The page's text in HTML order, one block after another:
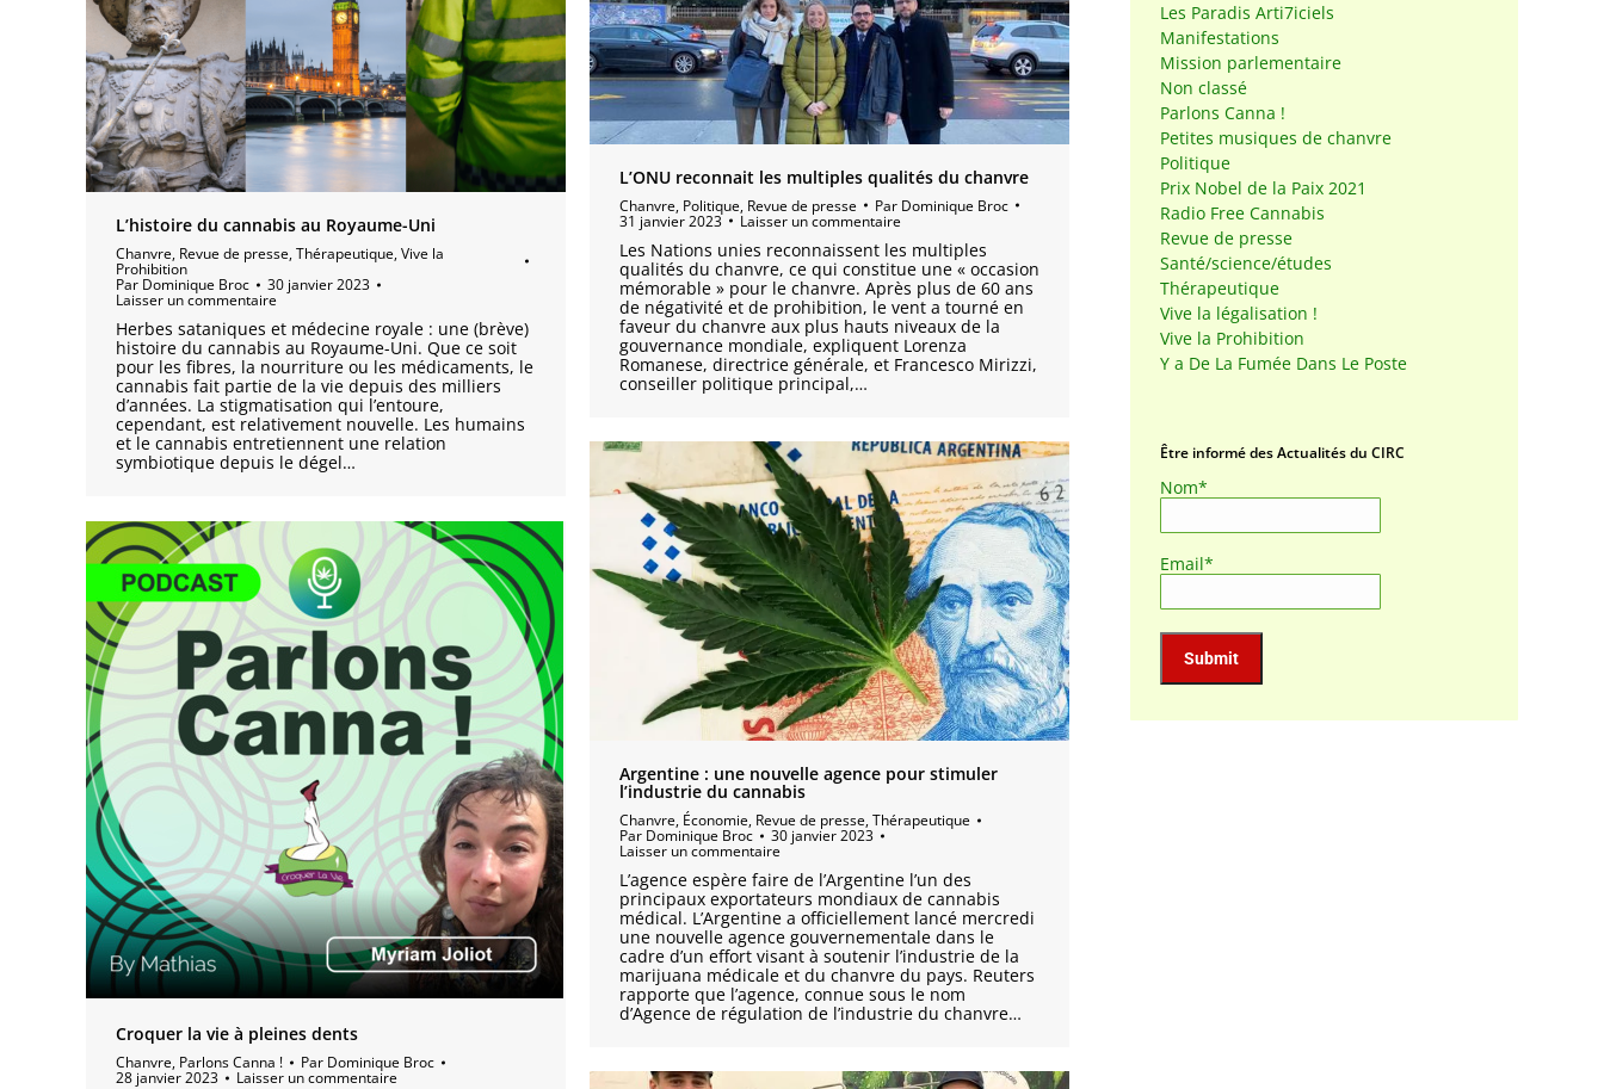
L’ONU reconnait les multiples qualités du chanvre
Chanvre, Politique, Revue de presse Par Dominique Broc
31 janvier 2023 Laisser un commentaire
Les Nations unies reconnaissent les multiples
qualités du chanvre, ce qui constitue une « occasion
mémorable » pour le chanvre. Après plus de 60 ans
de négativité et de prohibition, le vent a tourné en
faveur du chanvre aux plus hauts niveaux de la
gouvernance mondiale, expliquent Lorenza
Romanese, directrice générale, et Francesco Mirizzi,
conseiller politique principal,…
L’histoire du cannabis au Royaume-Uni
Chanvre, Revue de presse,Thérapeutique,Vive la
Prohibition
Par Dominique Broc 30 janvier 2023
Laisser un commentaire
Herbes sataniques et médecine royale : une (brève)
histoire du cannabis au Royaume-Uni. Que ce soit
pour les fibres, la nourriture ou les médicaments, le
cannabis fait partie de la vie depuis des milliers
d’années. La stigmatisation qui l’entoure,
cependant, est relativement nouvelle. Les humains
et le cannabis entretiennent une relation
symbiotique depuis le dégel…
Argentine : une nouvelle agence pour stimuler
l’industrie du cannabis
Chanvre, Économie, Revue de presse,Thérapeutique
Par Dominique Broc 30 janvier 2023
Laisser un commentaire
L’agence espère faire de l’Argentine l’un des
principaux exportateurs mondiaux de cannabis
médical. L’Argentine a officiellement lancé mercredi
une nouvelle agence gouvernementale dans le
cadre d’un effort visant à soutenir l’industrie de la
marijuana médicale et du chanvre du pays. Reuters
rapporte que l’agence, connue sous le nom
d’Agence de régulation de l’industrie du chanvre…
Croquer la vie à pleines dents
Chanvre, Parlons Canna ! Par Dominique Broc
28 janvier 2023 Laisser un commentaire
Les Paradis Arti7iciels
Manifestations
Mission parlementaire
Non classé
Parlons Canna !
Petites musiques de chanvre
Politique
Prix Nobel de la Paix 2021
Radio Free Cannabis
Revue de presse
Santé/science/études
Thérapeutique
Vive la légalisation !
Vive la Prohibition
Y a De La Fumée Dans Le Poste
Être informé des Actualités du CIRC
Nom*
Email*